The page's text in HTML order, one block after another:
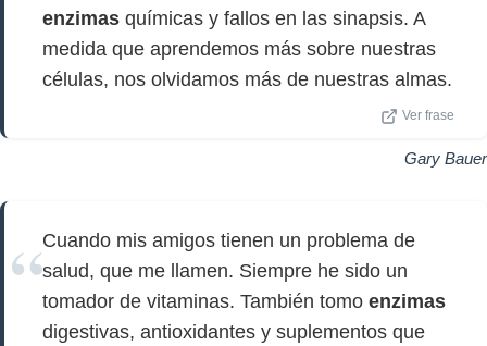
enzimas químicas y fallos en las sinapsis. A
medida que aprendemos más sobre nuestras
células, nos olvidamos más de nuestras almas.
Ver frase
Gary Bauer
Cuando mis amigos tienen un problema de
salud, que me llamen. Siempre he sido un
tomador de vitaminas. También tomo enzimas
digestivas, antioxidantes y suplementos que